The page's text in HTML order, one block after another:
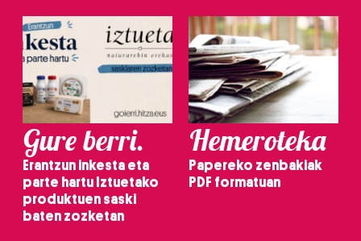
Gure berri.
Erantzun inkesta eta
parte hartu Iztuetako
produktuen saski
baten zozketan
Hemeroteka
Papereko zenbakiak
PDF formatuan